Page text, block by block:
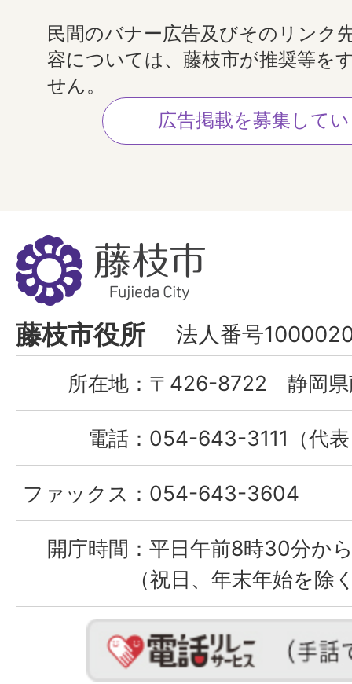
民間のバナー広告及びそのリンク
容については、藤枝市が推奨等を
せん。
広告掲載を募集して
藤
枝
市
Fujieda
City
藤枝市役所 法人番号
所在地： 〒426-8722 静岡県
電話： 054-643-3111（代
ファックス： 054-643-3604
開庁時間： 平日午前8時30分か
（祝日、年末年始を除